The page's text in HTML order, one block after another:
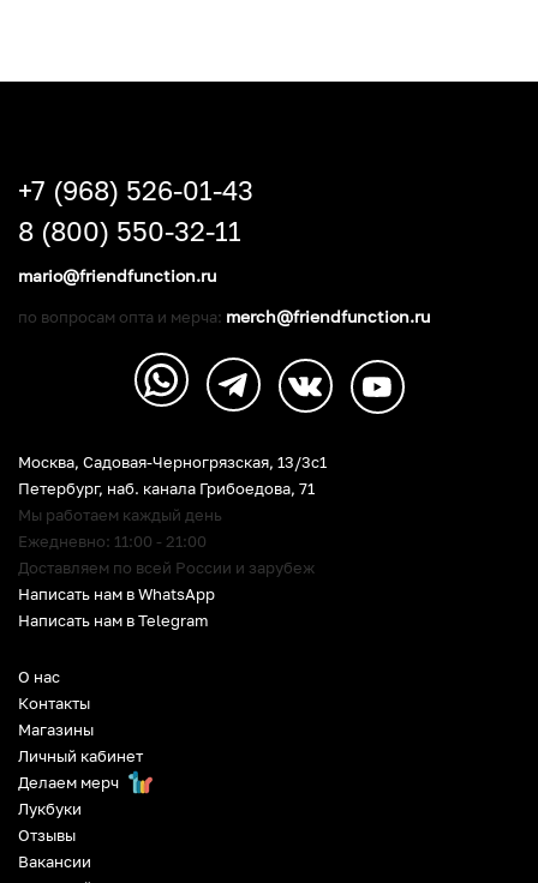
О нас
Контакты
Магазины
Личный кабинет
Делаем мерч
Лукбуки
Отзывы
Вакансии
Москва, Садовая-Черногрязская, 13/3c1
Петербург, наб. канала Грибоедова, 71
Мы работаем каждый день
Ежедневно: 11:00 - 21:00
Доставляем по всей России и зарубеж
Написать нам в WhatsApp
Написать нам в Telegram
+7 (968) 526-01-43
8 (800) 550-32-11
mario@friendfunction.ru
по вопросам опта и мерча: merch@friendfunction.ru